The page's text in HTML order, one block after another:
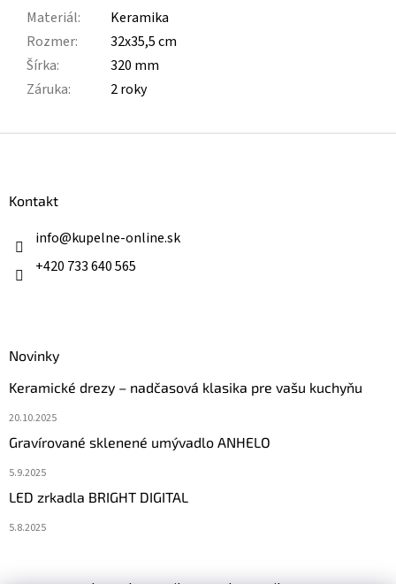
Materiál:
Keramika
Rozmer:
32x35,5 cm
Šírka:
320 mm
Záruka: 2 roky
Kontakt
info@kupelne-online.sk
+420 733 640 565
Novinky
Keramické drezy – nadčasová klasika pre vašu kuchyňu
20.10.2025
Gravírované sklenené umývadlo ANHELO
5.9.2025
LED zrkadla BRIGHT DIGITAL
5.8.2025